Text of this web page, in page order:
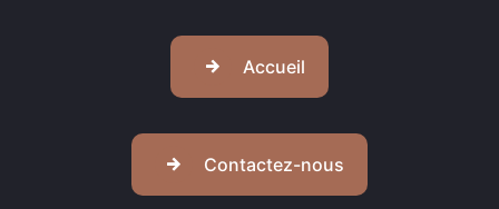
Accueil
Contactez-nous